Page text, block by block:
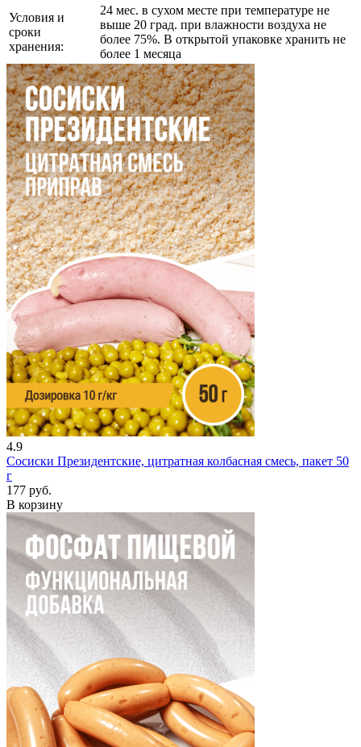
Условия и
сроки
хранения:
24 мес. в сухом месте при температуре не
выше 20 град. при влажности воздуха не
более 75%. В открытой упаковке хранить не
более 1 месяца
4.9
Сосиски Президентские, цитратная колбасная смесь, пакет 50
г
177 руб.
В корзину